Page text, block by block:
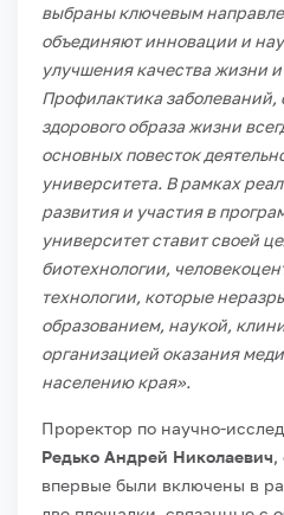
выбраны ключевым
объединяют инновации и
улучшения качества жизни
Профилактика
здорового образа жизни
основных повесток
университета. В рамках
развития и участия в
университет ставит своей
биотехнологии,
технологии, которые
образованием, наукой,
организацией оказания
населению края».
Проректор по научно-
Редько Андрей Николаевич,
впервые были включены в